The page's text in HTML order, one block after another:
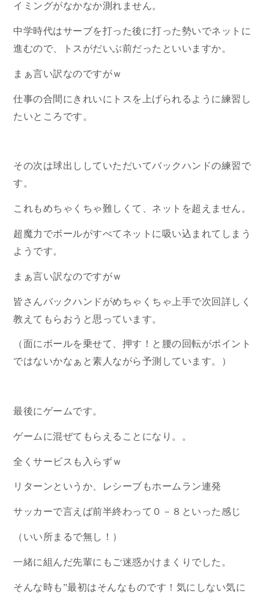
イミングがなかなか測れません。
中学時代はサーブを打った後に打った勢いでネットに
進むので、トスがだいぶ前だったといいますか。
まぁ言い訳なのですがｗ
仕事の合間にきれいにトスを上げられるように練習し
たいところです。
その次は球出ししていただいてバックハンドの練習で
す。
これもめちゃくちゃ難しくて、ネットを超えません。
超魔力でボールがすべてネットに吸い込まれてしまう
ようです。
まぁ言い訳なのですがｗ
皆さんバックハンドがめちゃくちゃ上手で次回詳しく
教えてもらおうと思っています。
（面にボールを乗せて、押す！と腰の回転がポイント
ではないかなぁと素人ながら予測しています。）
最後にゲームです。
ゲームに混ぜてもらえることになり。。
全くサービスも入らずｗ
リターンというか、レシーブもホームラン連発
サッカーで言えば前半終わって０－８といった感じ
（いい所まるで無し！）
一緒に組んだ先輩にもご迷惑かけまくりでした。
そんな時も”最初はそんなものです！気にしない気に